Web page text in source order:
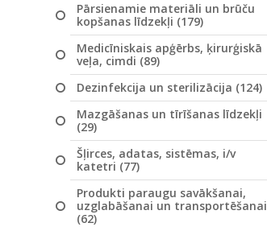
Pārsienamie materiāli un brūču
kopšanas līdzekļi (179)
Medicīniskais apģērbs, ķirurģiskā
veļa, cimdi (89)
Dezinfekcija un sterilizācija (124)
Mazgāšanas un tīrīšanas līdzekļi
(29)
Šļirces, adatas, sistēmas, i/v
katetri (77)
Produkti paraugu savākšanai,
uzglabāšanai un transportēšanai
(62)